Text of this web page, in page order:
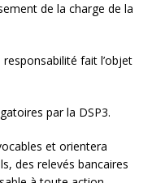
de la charge de la
responsabilité fait l’objet
par la DSP3.
et orientera
des relevés bancaires